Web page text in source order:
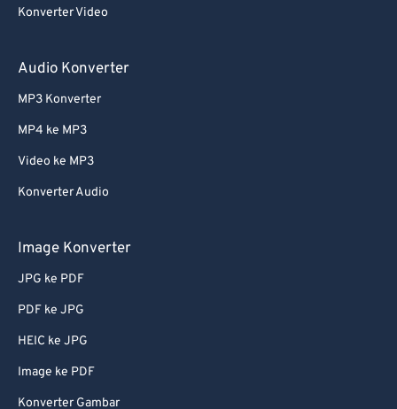
Konverter Video
Audio Konverter
MP3 Konverter
MP4 ke MP3
Video ke MP3
Konverter Audio
Image Konverter
JPG ke PDF
PDF ke JPG
HEIC ke JPG
Image ke PDF
Konverter Gambar